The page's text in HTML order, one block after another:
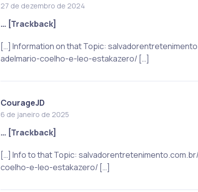
27 de dezembro de 2024
… [Trackback]
[…] Information on that Topic:
adelmario-coelho-e-leo-estakazero/ […]
CourageJD
6 de janeiro de 2025
… [Trackback]
[…] Info to that Topic:
coelho-e-leo-estakazero/ […]